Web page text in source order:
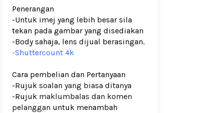
Penerangan
-Untuk imej yang lebih besar sila
tekan pada gambar yang disediakan
-Body sahaja, lens dijual berasingan.
-Shuttercount 4k
Cara pembelian dan Pertanyaan
-Rujuk soalan yang biasa ditanya
-Rujuk maklumbalas dan komen
pelanggan untuk menambah